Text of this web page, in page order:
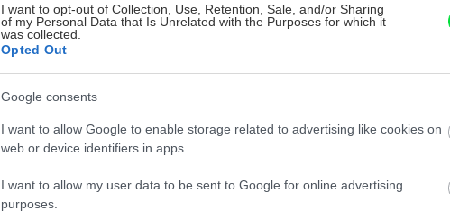
I want to opt-out of Collection, Use, Retention, Sale, and/or Sharing
of my Personal Data that Is Unrelated with the Purposes for which it
was collected.
Opted Out
Google consents
I want to allow Google to enable storage related to advertising like cookies on
web or device identifiers in apps.
I want to allow my user data to be sent to Google for online advertising
purposes.